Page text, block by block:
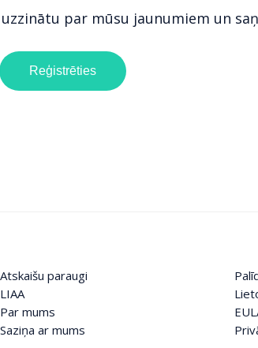
par mūsu jaunumiem un
Reģistrēties
Atskaišu paraugi
LIAA
Par mums
Saziņa ar mums